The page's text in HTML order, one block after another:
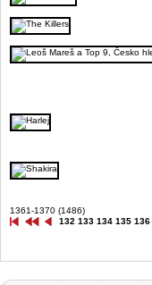
1361-1370 (1486)
132 133 134 135 136